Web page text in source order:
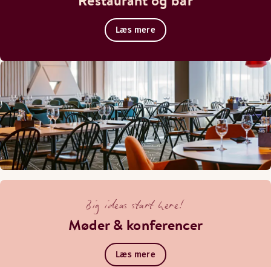
Læs mere
Big ideas start here!
Møder & konferencer
Læs mere